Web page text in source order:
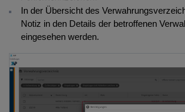
In der Übersicht des
Notiz in den Details der betroffenen
eingesehen werden.